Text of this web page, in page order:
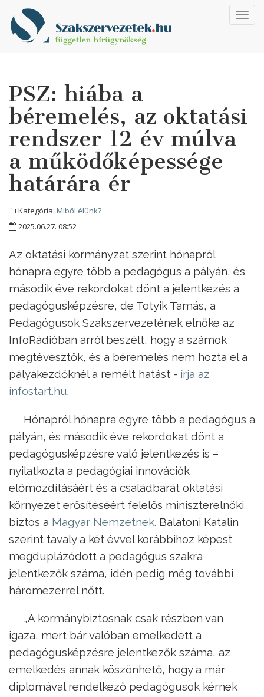
PSZ: hiába a
béremelés, az oktatási
rendszer 12 év múlva
a működőképessége
határára ér
Kategória: Miből élünk?
2025.06.27. 08:52
Az oktatási kormányzat szerint hónapról
hónapra egyre több a pedagógus a pályán, és
második éve rekordokat dönt a jelentkezés a
pedagógusképzésre, de Totyik Tamás, a
Pedagógusok Szakszervezetének elnöke az
InfoRádióban arról beszélt, hogy a számok
megtévesztők, és a béremelés nem hozta el a
pályakezdőknél a remélt hatást - írja az
infostart.hu.
Hónapról hónapra egyre több a pedagógus a
pályán, és második éve rekordokat dönt a
pedagógusképzésre való jelentkezés is –
nyilatkozta a pedagógiai innovációk
előmozdításáért és a családbarát oktatási
környezet erősítéséért felelős miniszterelnöki
biztos a Magyar Nemzetnek. Balatoni Katalin
szerint tavaly a két évvel korábbihoz képest
megduplázódott a pedagógus szakra
jelentkezők száma, idén pedig még további
háromezerrel nőtt.
„A kormánybiztosnak csak részben van
igaza, mert bár valóban emelkedett a
pedagógusképzésre jelentkezők száma, az
emelkedés annak köszönhető, hogy a már
diplomával rendelkező pedagógusok kérnek